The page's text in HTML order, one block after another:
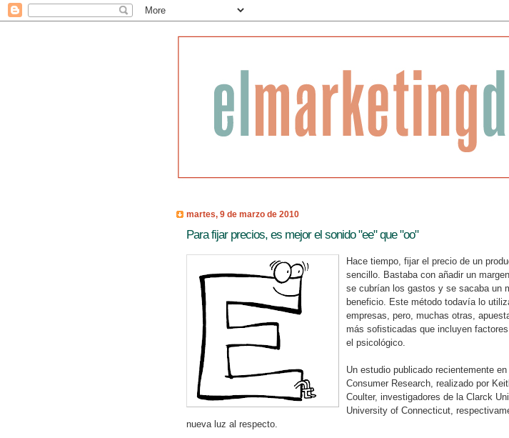
martes, 9 de marzo de 2010
Para fijar precios, es mejor el sonido "ee" que "oo"
Hace tiempo, fijar el precio de un
sencillo. Bastaba con añadir un
se cubrían los gastos y se sacaba un
beneficio. Este método todavía lo
empresas, pero, muchas otras,
más sofisticadas que incluyen
el psicológico.
Un estudio publicado recientemente
Consumer Research, realizado por
Coulter, investigadores de la Clarck
University of Connecticut,
nueva luz al respecto.